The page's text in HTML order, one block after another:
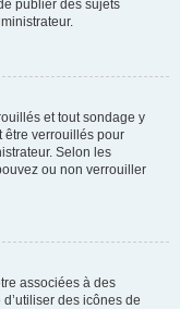
publier des sujets
et tout sondage y
être verrouillés pour
Selon les
ou non verrouiller
associées à des
des icônes de